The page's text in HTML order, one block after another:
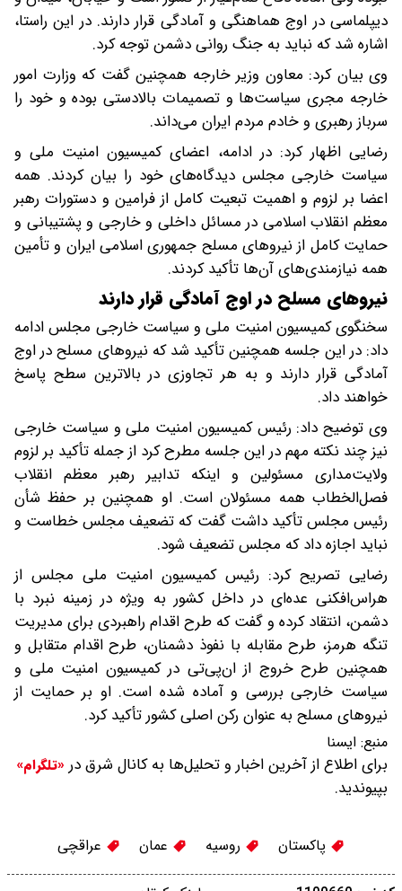
دیپلماسی در اوج هماهنگی و آمادگی قرار دارند. در این راستا،
اشاره شد که نباید به جنگ روانی دشمن توجه کرد.
وی بیان کرد: معاون وزیر خارجه همچنین گفت که وزارت امور
خارجه مجری سیاست‌ها و تصمیمات بالادستی بوده و خود را
سرباز رهبری و خادم مردم ایران می‌داند.
رضایی اظهار کرد: در ادامه، اعضای کمیسیون امنیت ملی و
سیاست خارجی مجلس دیدگاه‌های خود را بیان کردند. همه
اعضا بر لزوم و اهمیت تبعیت کامل از فرامین و دستورات رهبر
معظم انقلاب اسلامی در مسائل داخلی و خارجی و پشتیبانی و
حمایت کامل از نیروهای مسلح جمهوری اسلامی ایران و تأمین
همه نیازمندی‌های آن‌ها تأکید کردند.
نیروهای مسلح در اوج آمادگی قرار دارند
سخنگوی کمیسیون امنیت ملی و سیاست خارجی مجلس ادامه
داد: در این جلسه همچنین تأکید شد که نیروهای مسلح در اوج
آمادگی قرار دارند و به هر تجاوزی در بالاترین سطح پاسخ
خواهند داد.
وی توضیح داد: رئیس کمیسیون امنیت ملی و سیاست خارجی
نیز چند نکته مهم در این جلسه مطرح کرد از جمله تأکید بر لزوم
ولایت‌مداری مسئولین و اینکه تدابیر رهبر معظم انقلاب
فصل‌الخطاب همه مسئولان است. او همچنین بر حفظ شأن
رئیس مجلس تأکید داشت گفت که تضعیف مجلس خطاست و
نباید اجازه داد که مجلس تضعیف شود.
رضایی تصریح کرد: رئیس کمیسیون امنیت ملی مجلس از
هراس‌افکنی عده‌ای در داخل کشور به ویژه در زمینه نبرد با
دشمن، انتقاد کرده و گفت که طرح‌ اقدام راهبردی برای مدیریت
تنگه هرمز، طرح مقابله با نفوذ دشمنان، طرح اقدام متقابل و
همچنین طرح خروج از ان‌پی‌تی در کمیسیون امنیت ملی و
سیاست خارجی بررسی و آماده شده است. او بر حمایت از
نیروهای مسلح به عنوان رکن اصلی کشور تأکید کرد.
منبع: ایسنا
برای اطلاع از آخرین اخبار و تحلیل‌ها به کانال شرق در «تلگرام»
بپیوندید.
پاکستان روسیه عمان عراقچی